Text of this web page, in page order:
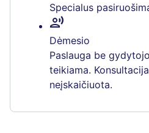
Specialus
record_voice_over
Dėmesio
Paslauga be
teikiama.
neįskaičiuota.